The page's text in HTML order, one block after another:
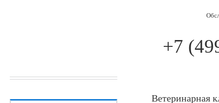
+7
Ветеринарная